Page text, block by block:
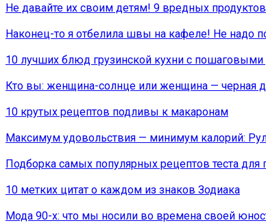
Не давайте их своим детям! 9 вредных продуктов
Наконец-то я отбелила швы на кафеле! Не надо
10 лучших блюд грузинской кухни с пошаговыми
Кто вы: женщина-солнце или женщина — черная
10 крутых рецептов подливы к макаронам
Максимум удовольствия — минимум калорий:
Подборка самых популярных рецептов теста для
10 метких цитат о каждом из знаков Зодиака
Мода 90-х: что мы носили во времена своей